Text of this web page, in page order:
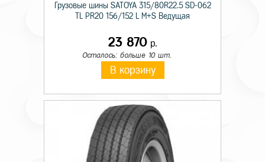
Грузовые шины SATOYA 315/80R22.5 SD-062
TL PR20 156/152 L M+S Ведущая
23 870р.
Осталось: больше 10 шт.
В корзину